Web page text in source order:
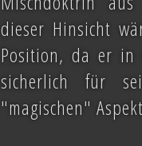
dieser Hinsicht
Position, da er in
sicherlich für
"magischen"